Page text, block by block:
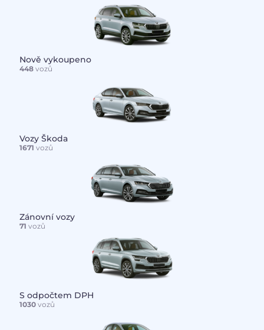
Nově vykoupeno
448vozů
Vozy Škoda
1671 vozů
Zánovní vozy
71 vozů
S odpočtem DPH
1030vozů